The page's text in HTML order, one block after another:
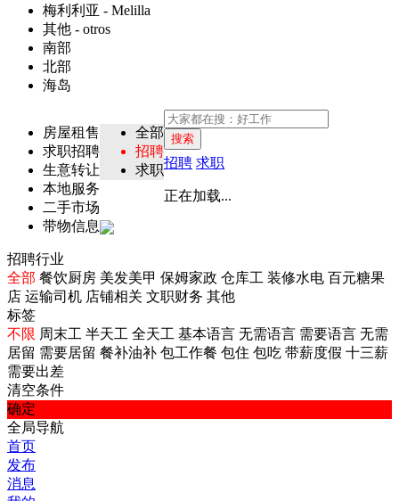
梅利利亚 - Melilla
其他 - otros
南部
北部
海岛
房屋租售
求职招聘
生意转让
本地服务
二手市场
带物信息
全部
招聘
求职
招聘行业
全部 餐饮厨房 美发美甲 保姆家政 仓库工 装修水电 百元糖果
店 运输司机 店铺相关 文职财务 其他
标签
不限 周末工 半天工 全天工 基本语言 无需语言 需要语言 无需
居留 需要居留 餐补油补 包工作餐 包住 包吃 带薪度假 十三薪
需要出差
清空条件
确定
搜索
招聘 求职
正在加载...
全局导航
首页
发布
消息